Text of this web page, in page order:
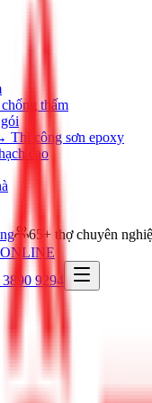
thấm
Thi công sơn epoxy
cao
65+ thợ chuyên
9294